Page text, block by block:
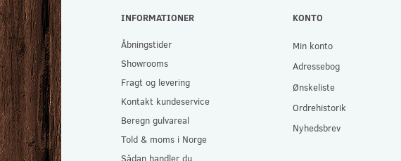
INFORMATIONER
Åbningstider
Showrooms
Fragt og levering
Kontakt kundeservice
Beregn gulvareal
Told & moms i Norge
Sådan handler du
KONTO
Min konto
Adressebog
Ønskeliste
Ordrehistorik
Nyhedsbrev